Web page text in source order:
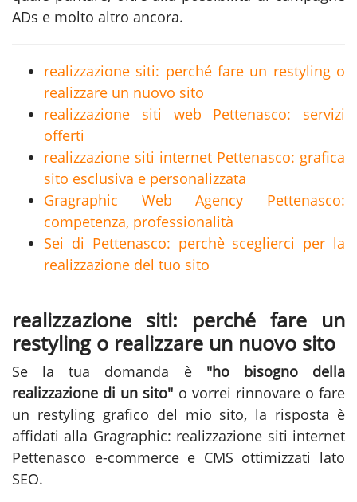
ADs e molto altro ancora.
realizzazione siti: perché fare un restyling o
realizzare un nuovo sito
realizzazione siti web Pettenasco: servizi
offerti
realizzazione siti internet Pettenasco: grafica
sito esclusiva e personalizzata
Gragraphic Web Agency Pettenasco:
competenza, professionalità
Sei di Pettenasco: perchè sceglierci per la
realizzazione del tuo sito
realizzazione siti: perché fare un
restyling o realizzare un nuovo sito
Se la tua domanda è "ho bisogno della
realizzazione di un sito" o vorrei rinnovare o fare
un restyling grafico del mio sito, la risposta è
affidati alla Gragraphic: realizzazione siti internet
Pettenasco e-commerce e CMS ottimizzati lato
SEO.